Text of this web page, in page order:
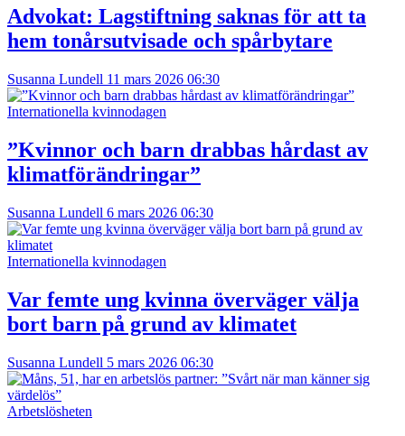
Advokat: Lagstiftning saknas för att ta
hem tonårsutvisade och spårbytare
Susanna Lundell 11 mars 2026 06:30
Internationella kvinnodagen
”Kvinnor och barn drabbas hårdast av
klimatförändringar”
Susanna Lundell 6 mars 2026 06:30
Internationella kvinnodagen
Var femte ung kvinna överväger välja
bort barn på grund av klimatet
Susanna Lundell 5 mars 2026 06:30
Arbetslösheten